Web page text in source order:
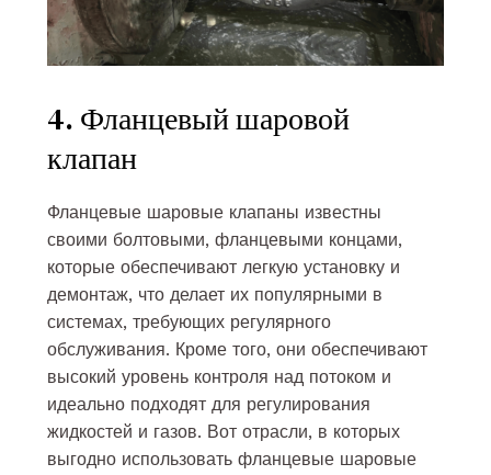
4. Фланцевый шаровой
клапан
Фланцевые шаровые клапаны известны
своими болтовыми, фланцевыми концами,
которые обеспечивают легкую установку и
демонтаж, что делает их популярными в
системах, требующих регулярного
обслуживания. Кроме того, они обеспечивают
высокий уровень контроля над потоком и
идеально подходят для регулирования
жидкостей и газов. Вот отрасли, в которых
выгодно использовать фланцевые шаровые